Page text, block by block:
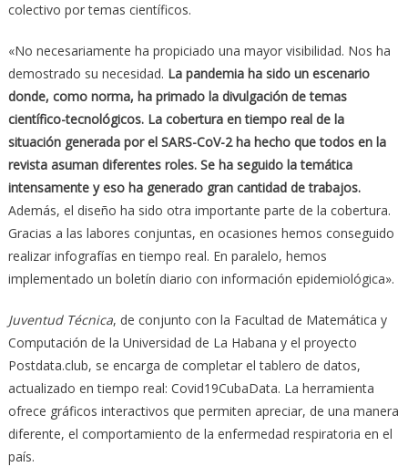
colectivo por temas científicos.
«No necesariamente ha propiciado una mayor visibilidad. Nos ha
demostrado su necesidad. La pandemia ha sido un escenario
donde, como norma, ha primado la divulgación de temas
científico-tecnológicos. La cobertura en tiempo real de la
situación generada por el SARS-CoV-2 ha hecho que todos en la
revista asuman diferentes roles. Se ha seguido la temática
intensamente y eso ha generado gran cantidad de trabajos.
Además, el diseño ha sido otra importante parte de la cobertura.
Gracias a las labores conjuntas, en ocasiones hemos conseguido
realizar infografías en tiempo real. En paralelo, hemos
implementado un boletín diario con información epidemiológica».
Juventud Técnica, de conjunto con la Facultad de Matemática y
Computación de la Universidad de La Habana y el proyecto
Postdata.club, se encarga de completar el tablero de datos,
actualizado en tiempo real: Covid19CubaData. La herramienta
ofrece gráficos interactivos que permiten apreciar, de una manera
diferente, el comportamiento de la enfermedad respiratoria en el
país.